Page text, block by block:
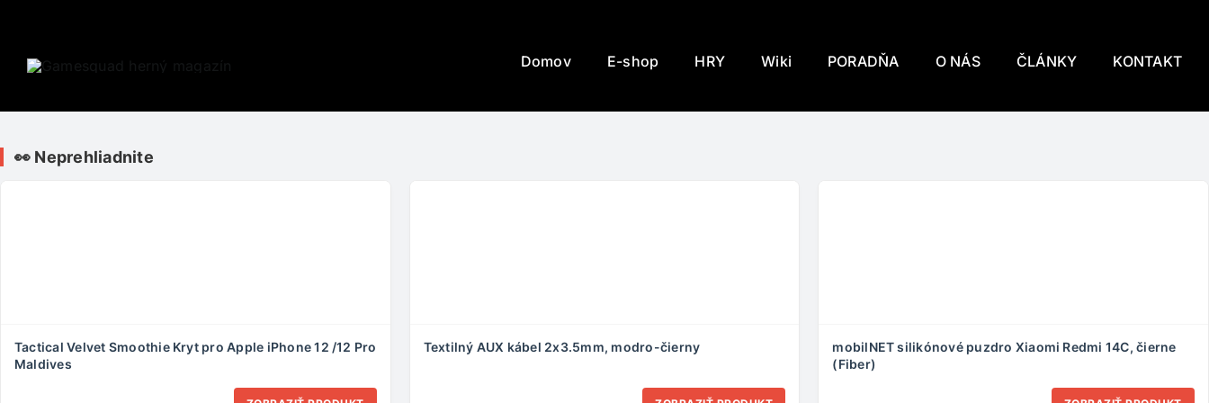
content
Domov E-shop HRY Wiki PORADŇA O NÁS ČLÁNKY KONTAKT
👀 Neprehliadnite
Tactical Velvet Smoothie Kryt pro Apple iPhone 12 /12 Pro
Maldives
Textilný AUX kábel 2x3.5mm, modro-čierny
mobilNET silikónové puzdro Xiaomi Redmi 14C, čierne
(Fiber)